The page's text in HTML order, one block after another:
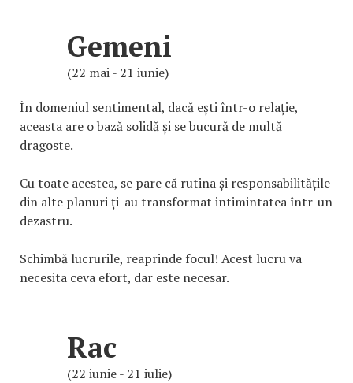
Gemeni
(22 mai - 21 iunie)
În domeniul sentimental, dacă ești într-o relație,
aceasta are o bază solidă și se bucură de multă
dragoste.
Cu toate acestea, se pare că rutina și responsabilitățile
din alte planuri ți-au transformat intimintatea într-un
dezastru.
Schimbă lucrurile, reaprinde focul! Acest lucru va
necesita ceva efort, dar este necesar.
Rac
(22 iunie - 21 iulie)